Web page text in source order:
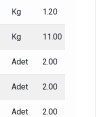
Kg 1.20
Kg 11.00
Adet 2.00
Adet 2.00
Adet 2.00